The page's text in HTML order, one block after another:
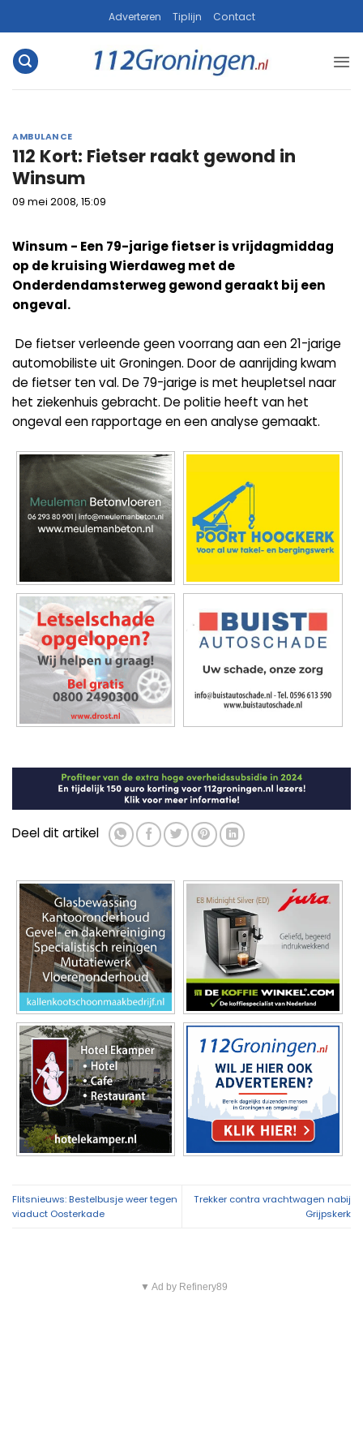
naar
inhoud
Adverteren Tiplijn Contact
AMBULANCE
112 Kort: Fietser raakt gewond in
Winsum
09 mei 2008, 15:09
Winsum - Een 79-jarige fietser is vrijdagmiddag
op de kruising Wierdaweg met de
Onderdendamsterweg gewond geraakt bij een
ongeval.
De fietser verleende geen voorrang aan een 21-jarige
automobiliste uit Groningen. Door de aanrijding kwam
de fietser ten val. De 79-jarige is met heupletsel naar
het ziekenhuis gebracht. De politie heeft van het
ongeval een rapportage en een analyse gemaakt.
Deel dit artikel
Flitsnieuws: Bestelbusje weer tegen
viaduct Oosterkade
Trekker contra vrachtwagen nabij
Grijpskerk
▼ Ad by Refinery89